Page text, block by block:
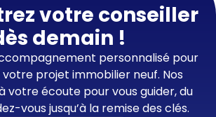
votre conseiller
demain !
personnalisé pour
projet immobilier neuf. Nos
votre écoute pour vous guider, du
vous jusqu’à la remise des clés.